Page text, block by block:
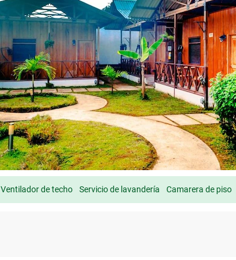
Ventilador de techo Servicio de lavandería Camarera de piso